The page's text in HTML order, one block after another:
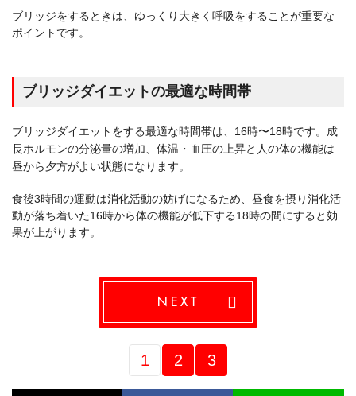
ブリッジをするときは、ゆっくり大きく呼吸をすることが重要な
ポイントです。
ブリッジダイエットの最適な時間帯
ブリッジダイエットをする最適な時間帯は、16時〜18時です。成
長ホルモンの分泌量の増加、体温・血圧の上昇と人の体の機能は
昼から夕方がよい状態になります。
食後3時間の運動は消化活動の妨げになるため、昼食を摂り消化活
動が落ち着いた16時から体の機能が低下する18時の間にすると効
果が上がります。
NEXT
1 2 3